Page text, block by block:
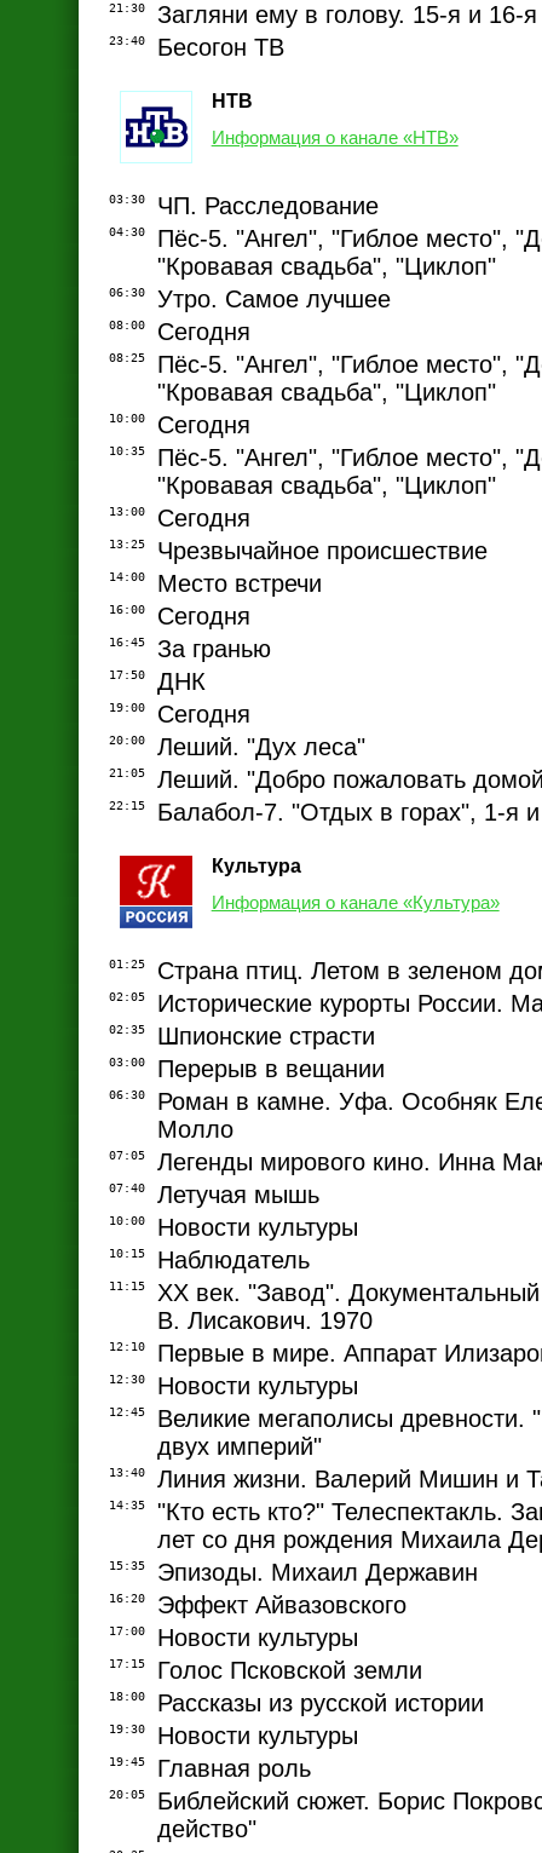
21:30 Загляни ему в голову. 15-я и 16-
23:40 Бесогон ТВ
НТВ
Информация о канале «НТВ»
03:30 ЧП. Расследование
04:30
Пёс-5. "Ангел", "Гиблое место",
"Кровавая свадьба", "Циклоп"
06:30 Утро. Самое лучшее
08:00 Сегодня
08:25
Пёс-5. "Ангел", "Гиблое место",
"Кровавая свадьба", "Циклоп"
10:00 Сегодня
10:35
Пёс-5. "Ангел", "Гиблое место",
"Кровавая свадьба", "Циклоп"
13:00 Сегодня
13:25 Чрезвычайное происшествие
14:00 Место встречи
16:00 Сегодня
16:45 За гранью
17:50 ДНК
19:00 Сегодня
20:00 Леший. "Дух леса"
21:05 Леший. "Добро пожаловать
22:15 Балабол-7. "Отдых в горах", 1-я
Культура
Информация о канале «Культура»
01:25 Страна птиц. Летом в зеленом
02:05 Исторические курорты России.
02:35 Шпионские страсти
03:00 Перерыв в вещании
06:30
Роман в камне. Уфа. Особняк
Молло
07:05 Легенды мирового кино. Инна
07:40 Летучая мышь
10:00 Новости культуры
10:15 Наблюдатель
11:15
ХХ век. "Завод".
В. Лисакович. 1970
12:10 Первые в мире. Аппарат
12:30 Новости культуры
12:45
Великие мегаполисы древности.
двух империй"
13:40 Линия жизни. Валерий Мишин и
14:35
"Кто есть кто?" Телеспектакль.
лет со дня рождения Михаила
15:35 Эпизоды. Михаил Державин
16:20 Эффект Айвазовского
17:00 Новости культуры
17:15 Голос Псковской земли
18:00 Рассказы из русской истории
19:30 Новости культуры
19:45 Главная роль
20:05
Библейский сюжет. Борис
действо"